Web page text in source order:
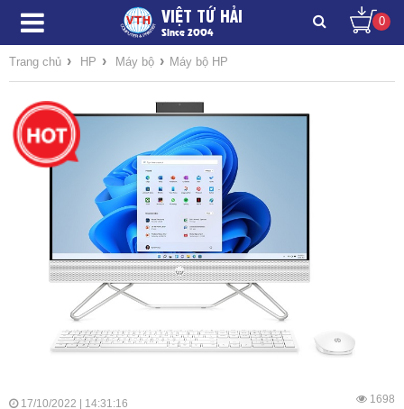
VIỆT TỨ HẢI
Since 2004
0
Trang chủ › HP › Máy bộ › Máy bộ HP
17/10/2022 | 14:31:16 1698